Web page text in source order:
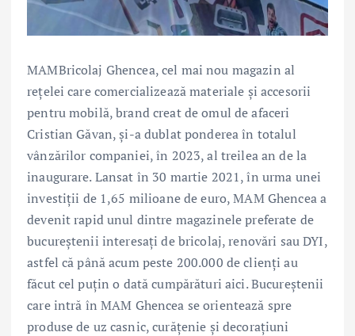
MAMBricolaj Ghencea, cel mai nou magazin al
rețelei care comercializează materiale și accesorii
pentru mobilă, brand creat de omul de afaceri
Cristian Găvan, și-a dublat ponderea în totalul
vânzărilor companiei, în 2023, al treilea an de la
inaugurare. Lansat în 30 martie 2021, în urma unei
investiții de 1,65 milioane de euro, MAM Ghencea a
devenit rapid unul dintre magazinele preferate de
bucureștenii interesați de bricolaj, renovări sau DYI,
astfel că până acum peste 200.000 de clienți au
făcut cel puțin o dată cumpărături aici. Bucureștenii
care intră în MAM Ghencea se orientează spre
produse de uz casnic, curățenie și decorațiuni